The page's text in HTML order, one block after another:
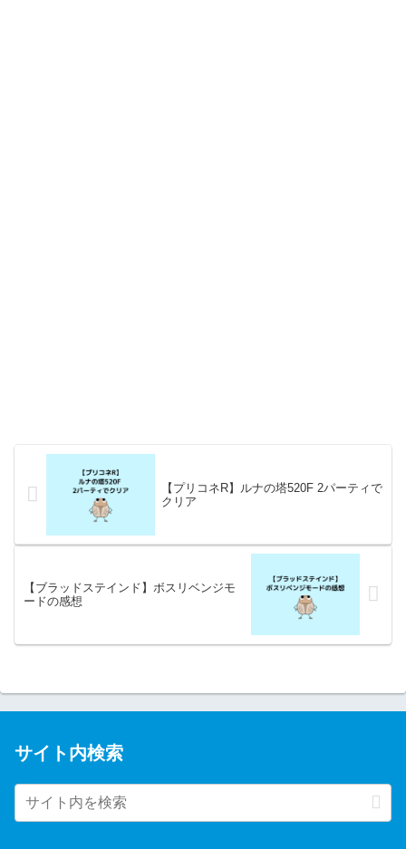
【プリコネR】ルナの塔520F 2パーティで
クリア
【ブラッドステインド】ボスリベンジモ
ードの感想
サイト内検索